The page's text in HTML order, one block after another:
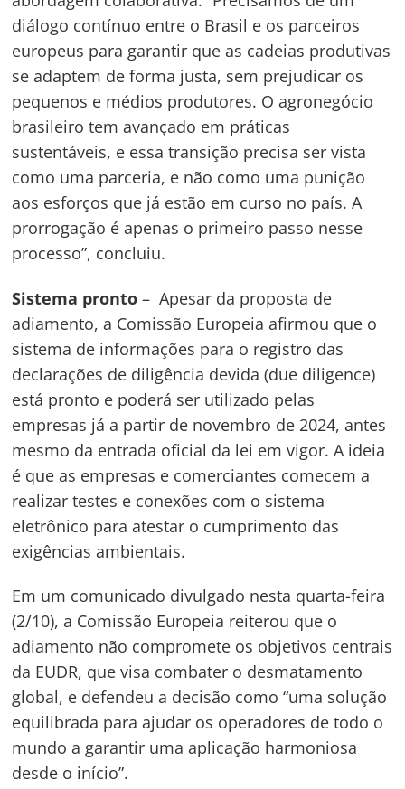
diálogo contínuo entre o Brasil e os parceiros
europeus para garantir que as cadeias produtivas
se adaptem de forma justa, sem prejudicar os
pequenos e médios produtores. O agronegócio
brasileiro tem avançado em práticas
sustentáveis, e essa transição precisa ser vista
como uma parceria, e não como uma punição
aos esforços que já estão em curso no país. A
prorrogação é apenas o primeiro passo nesse
processo”, concluiu.
Sistema pronto – Apesar da proposta de
adiamento, a Comissão Europeia afirmou que o
sistema de informações para o registro das
declarações de diligência devida (due diligence)
está pronto e poderá ser utilizado pelas
empresas já a partir de novembro de 2024, antes
mesmo da entrada oficial da lei em vigor. A ideia
é que as empresas e comerciantes comecem a
realizar testes e conexões com o sistema
eletrônico para atestar o cumprimento das
exigências ambientais.
Em um comunicado divulgado nesta quarta-feira
(2/10), a Comissão Europeia reiterou que o
adiamento não compromete os objetivos centrais
da EUDR, que visa combater o desmatamento
global, e defendeu a decisão como “uma solução
equilibrada para ajudar os operadores de todo o
mundo a garantir uma aplicação harmoniosa
desde o início”.
Navegação
de
Post